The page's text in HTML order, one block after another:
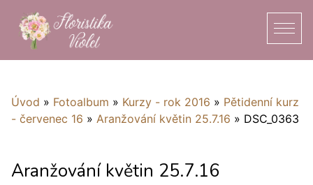
Úvod » Fotoalbum » Kurzy - rok 2016 » Pětidenní kurz
- červenec 16 » Aranžování květin 25.7.16 » DSC_0363
Aranžování květin 25.7.16